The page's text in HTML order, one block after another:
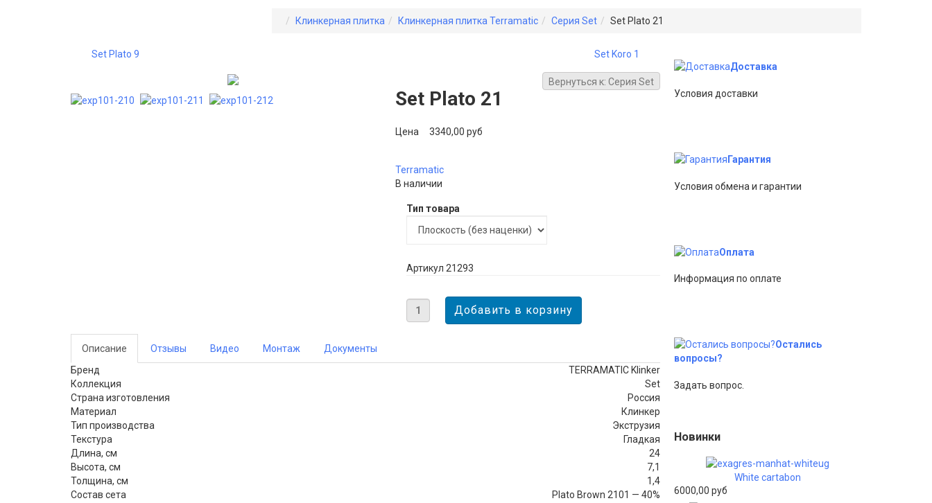
Клинкерная плитка Клинкерная плитка Terramatic Серия Set Set Plato 21
Set Plato 9 Set Koro 1
Вернуться к: Серия Set
Set Plato 21
Цена 3340,00 руб
Terramatic
В наличии
Тип товара
Артикул 21293
Описание Отзывы Видео Монтаж
Документы
Бренд
TERRAMATIC Klinker
Коллекция
Set
Страна изготовления
Россия
Материал
Клинкер
Тип производства
Экструзия
Текстура
Гладкая
Длина, см
24
Высота, см
7,1
Толщина, см
1,4
Состав сета
Plato Brown 2101 — 40%
Доставка
Условия доставки
Гарантия
Условия обмена и гарантии
Оплата
Информация по оплате
Остались
вопросы?
Задать вопрос.
Новинки
White cartabon
6000,00 руб